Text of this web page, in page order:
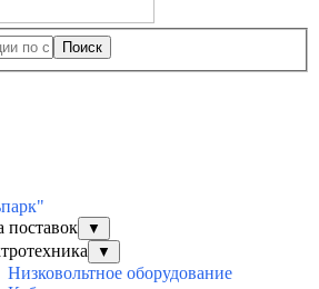
Поиск
поставок
▼
▼
Низковольтное оборудование